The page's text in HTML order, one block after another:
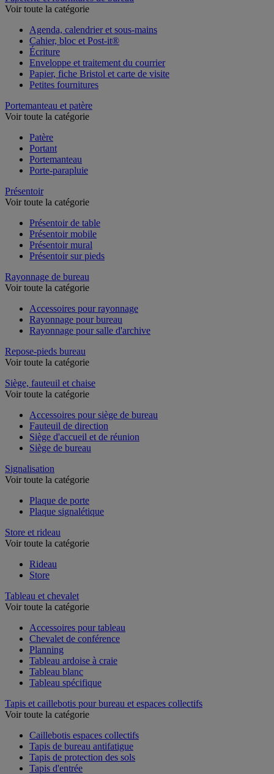
Voir toute la catégorie
Agenda, calendrier et sous-mains
Cahier, bloc et Post-it®
Écriture
Enveloppe et traitement du courrier
Papier, fiche Bristol et carte de visite
Petites fournitures
Portemanteau et patère
Voir toute la catégorie
Patère
Portant
Portemanteau
Porte-parapluie
Présentoir
Voir toute la catégorie
Présentoir de table
Présentoir mobile
Présentoir mural
Présentoir sur pieds
Rayonnage de bureau
Voir toute la catégorie
Accessoires pour rayonnage
Rayonnage pour bureau
Rayonnage pour salle d'archive
Repose-pieds bureau
Voir toute la catégorie
Siège, fauteuil et chaise
Voir toute la catégorie
Accessoires pour siège de bureau
Fauteuil de direction
Siège d'accueil et de réunion
Siège de bureau
Signalisation
Voir toute la catégorie
Plaque de porte
Plaque signalétique
Store et rideau
Voir toute la catégorie
Rideau
Store
Tableau et chevalet
Voir toute la catégorie
Accessoires pour tableau
Chevalet de conférence
Planning
Tableau ardoise à craie
Tableau blanc
Tableau spécifique
Tapis et caillebotis pour bureau et espaces collectifs
Voir toute la catégorie
Caillebotis espaces collectifs
Tapis de bureau antifatigue
Tapis de protection des sols
Tapis d'entrée